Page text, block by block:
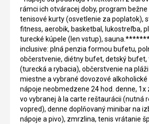
rámci ich otváracej doby, program bežne
tenisové kurty (osvetlenie za poplatok),
fitness, aerobik, basketbal, lukostreľba,
turecké kúpele (len vstup),
inclusive: plná penzia formou bufetu,
občerstvenie, diétny bufet, detský
(turecká a rybacia), občerstvenie na
miestne a vybrané dovozové alkoholické
nápoje neobmedzene 24 hod. denne, 1x
vo vybranej à la carte reštaurácii (nutná
vopred), denne doplňovaný minibar na
nápoje a pivo), zmrzlina, tenis vrátanie